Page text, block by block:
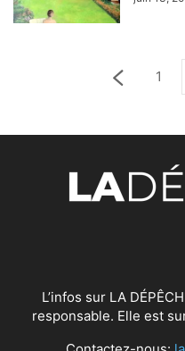
1
L’infos sur LA
responsable. Elle est